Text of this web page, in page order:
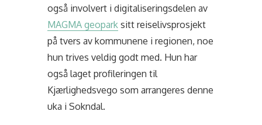
også involvert i digitaliseringsdelen av
MAGMA geopark sitt reiselivsprosjekt
på tvers av kommunene i regionen, noe
hun trives veldig godt med. Hun har
også laget profileringen til
Kjærlighedsvego som arrangeres denne
uka i Sokndal.